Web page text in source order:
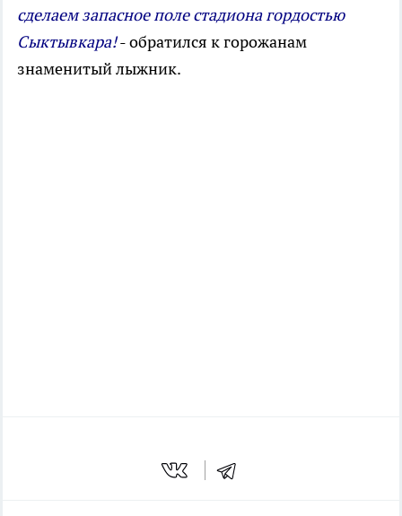
сделаем запасное поле стадиона гордостью
Сыктывкара!- обратился к горожанам
знаменитый лыжник.